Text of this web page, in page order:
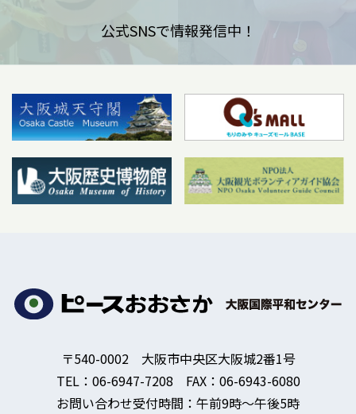
公式SNSで情報発信中！
〒540-0002 大阪市中央区大阪城2番1号
TEL：06-6947-7208 FAX：06-6943-6080
お問い合わせ受付時間：午前9時～午後5時